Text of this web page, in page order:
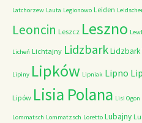
Latchorzew Lauta Legionowo Leiden
Leoncin Leszcz Leszno
Licheń Lichtajny LidzbarkLidzbark
Lipiny Lipków Lipniak Lipno
Lipów Lisia Polana Lisi Ogon
Lommatsch Lommatzsch Loretto Lubajny